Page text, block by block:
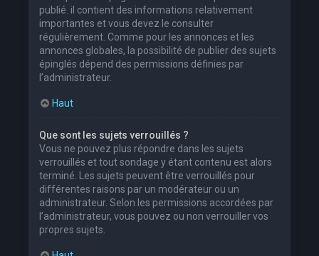
publié. il contient des informations relativement
importantes et vous devez le consulter
régulièrement. Comme pour les annonces et les
annonces globales, la possibilité de publier des sujets
épinglés dépend des permissions définies par
l’administrateur.
Haut
Que sont les sujets verrouillés ?
Vous ne pouvez plus répondre dans les sujets
verrouillés et tout sondage y étant contenu est alors
terminé. Les sujets peuvent être verrouillés pour
différentes raisons par un modérateur ou un
administrateur. Selon les permissions accordées par
l’administrateur, vous pouvez ou non verrouiller vos
propres sujets.